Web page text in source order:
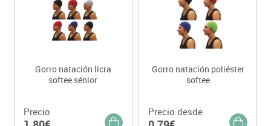
Gorro natación licra
softee sénior
Precio
Gorro natación poliéster
softee
Precio desde